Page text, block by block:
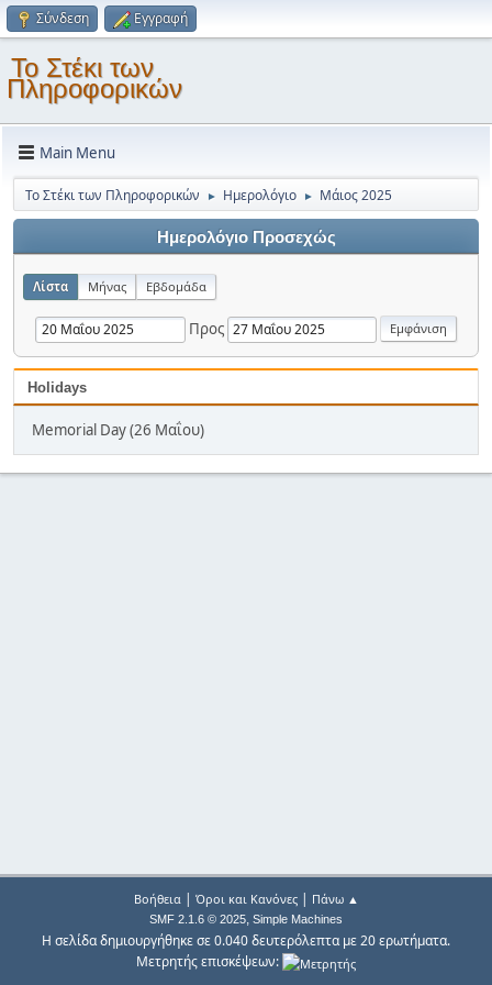
Σύνδεση Εγγραφή
Το Στέκι των
Πληροφορικών
Main Menu
Το Στέκι των Πληροφορικών ► Ημερολόγιο ► Μάιος 2025
Ημερολόγιο Προσεχώς
Λίστα Μήνας Εβδομάδα
Προς
Holidays
Memorial Day (26 Μαΐου)
Βοήθεια| Όροι και Κανόνες| Πάνω ▲
SMF 2.1.6 © 2025, Simple Machines
Η σελίδα δημιουργήθηκε σε 0.040 δευτερόλεπτα με 20 ερωτήματα.
Μετρητής επισκέψεων: